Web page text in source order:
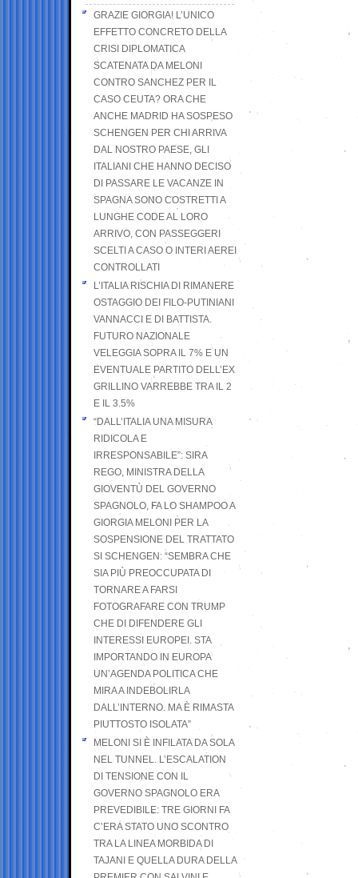
GRAZIE GIORGIA! L’UNICO
EFFETTO CONCRETO DELLA
CRISI DIPLOMATICA
SCATENATA DA MELONI
CONTRO SANCHEZ PER IL
CASO CEUTA? ORA CHE
ANCHE MADRID HA SOSPESO
SCHENGEN PER CHI ARRIVA
DAL NOSTRO PAESE, GLI
ITALIANI CHE HANNO DECISO
DI PASSARE LE VACANZE IN
SPAGNA SONO COSTRETTI A
LUNGHE CODE AL LORO
ARRIVO, CON PASSEGGERI
SCELTI A CASO O INTERI AEREI
CONTROLLATI
L’ITALIA RISCHIA DI RIMANERE
OSTAGGIO DEI FILO-PUTINIANI
VANNACCI E DI BATTISTA.
FUTURO NAZIONALE
VELEGGIA SOPRA IL 7% E UN
EVENTUALE PARTITO DELL’EX
GRILLINO VARREBBE TRA IL 2
E IL 3.5%
“DALL’ITALIA UNA MISURA
RIDICOLA E
IRRESPONSABILE”: SIRA
REGO, MINISTRA DELLA
GIOVENTÙ DEL GOVERNO
SPAGNOLO, FA LO SHAMPOO A
GIORGIA MELONI PER LA
SOSPENSIONE DEL TRATTATO
SI SCHENGEN: “SEMBRA CHE
SIA PIÙ PREOCCUPATA DI
TORNARE A FARSI
FOTOGRAFARE CON TRUMP
CHE DI DIFENDERE GLI
INTERESSI EUROPEI. STA
IMPORTANDO IN EUROPA
UN’AGENDA POLITICA CHE
MIRA A INDEBOLIRLA
DALL’INTERNO. MA È RIMASTA
PIUTTOSTO ISOLATA”
MELONI SI È INFILATA DA SOLA
NEL TUNNEL. L’ESCALATION
DI TENSIONE CON IL
GOVERNO SPAGNOLO ERA
PREVEDIBILE: TRE GIORNI FA
C’ERA STATO UNO SCONTRO
TRA LA LINEA MORBIDA DI
TAJANI E QUELLA DURA DELLA